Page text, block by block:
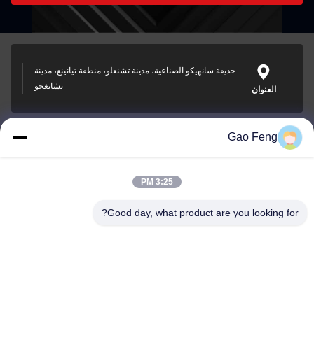
العنوان
حديقة سانهيكو الصناعية، مدينة تشنغلو، منطقة تيانينغ، مدينة
تشانغجو
suli@sulidry.com
Gao Feng
3:25 PM
Good day, what product are you looking for?